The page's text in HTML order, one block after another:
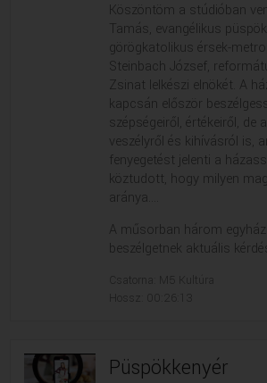
Köszöntöm a stúdióban
Tamás, evangélikus
görögkatolikus érsek-
Steinbach József,
Zsinat lelkészi elnökét. A
kapcsán először
szépségeiről, értékeiről, de
veszélyről és kihívásról is,
fenyegetést jelenti a
köztudott, hogy milyen
aránya....
A műsorban három
beszélgetnek aktuális
Csatorna: M5 Kultúra
Hossz: 00:26:13
Püspökkenyér